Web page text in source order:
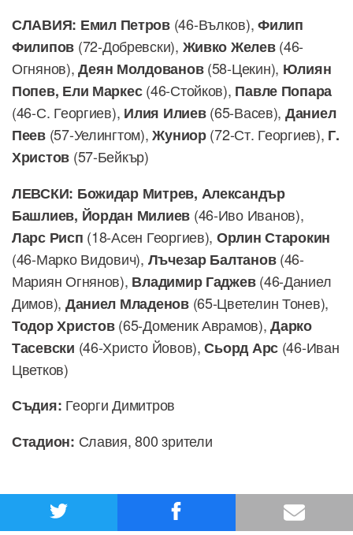
СЛАВИЯ: Емил Петров(46-Вълков),Филип
Филипов (72-Добревски), Живко Желев(46-
Огнянов),Деян Молдованов(58-Цекин), Юлиян
Попев, Ели Маркес(46-Стойков), Павле Попара
(46-С. Георгиев), Илия Илиев(65-Васев), Даниел
Пеев(57-Уелингтом),Жуниор(72-Ст. Георгиев), Г.
Христов (57-Бейкър)
ЛЕВСКИ: Божидар Митрев, Александър
Башлиев, Йордан Милиев (46-Иво Иванов),
Ларс Рисп (18-Асен Георгиев), Орлин Старокин
(46-Марко Видович), Лъчезар Балтанов(46-
Мариян Огнянов), Владимир Гаджев(46-Даниел
Димов), Даниел Младенов(65-Цветелин Тонев),
Тодор Христов(65-Доменик Аврамов),Дарко
Тасевски (46-Христо Йовов),Сьорд Арс (46-Иван
Цветков)
Съдия: Георги Димитров
Стадион: Славия, 800 зрители